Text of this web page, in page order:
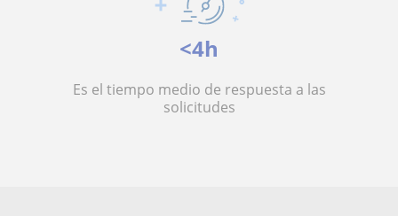
<4h
Es el tiempo medio de respuesta a las
solicitudes